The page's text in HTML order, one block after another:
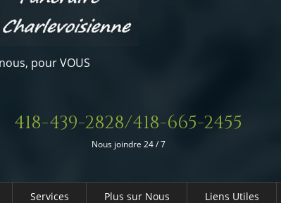
pour VOUS
418-439-2828/418-665-2455
Nous joindre 24 / 7
Services Plus sur Nous Liens Utiles